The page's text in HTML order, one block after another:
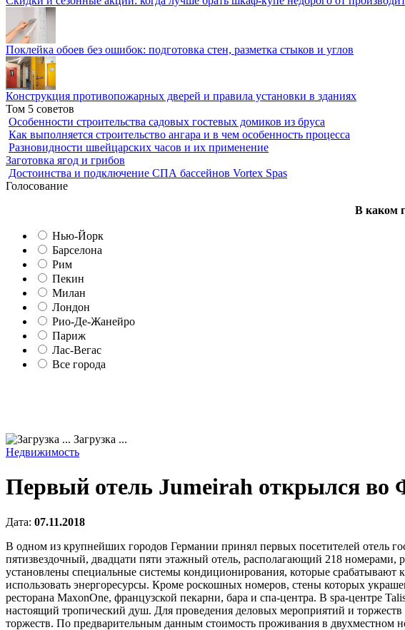
Поклейка обоев без ошибок: подготовка стен, разметка стыков и углов
Конструкция противопожарных дверей и правила установки в зданиях
Том 5 советов
Особенности строительства садовых гостевых домиков из бруса
Как выполняется строительство ангара и в чем особенность процесса
Разновидности швейцарских часов и их применение
Заготовка ягод и грибов
Достоинства и подключение СПА бассейнов Vortex Spas
Голосование
В каком
Нью-Йорк
Барселона
Рим
Пекин
Милан
Лондон
Рио-Де-Жанейро
Париж
Лас-Вегас
Все города
Загрузка ...
Недвижимость
Первый отель Jumeirah открылся во
Дата: 07.11.2018
В одном из крупнейших городов Германии принял первых посетителей отель
пятизвездочный, двадцати пяти этажный отель, располагающий 218
установлены специальные системы кондиционирования, которые срабатывают
использовать энергоресурсы. Кроме роскошных номеров, стены которых
ресторана MaxonOne, французской пекарни, бара и спа-центра. В spa-центре
настоящий тропический душ. Для проведения деловых мероприятий и торжеств
торжеств. По предварительным данным стоимость проживания в двухместном